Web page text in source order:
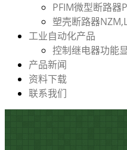
PFIM微型断路器
塑壳断路器
工业自动化产品
控制继电器功能
产品新闻
资料下载
联系我们